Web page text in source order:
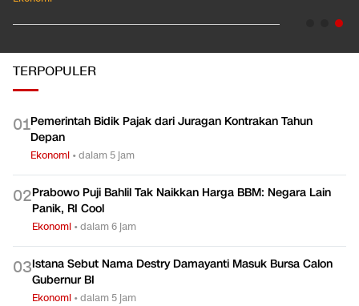
TERPOPULER
01Pemerintah Bidik Pajak dari Juragan Kontrakan Tahun
Depan
Ekonomi •dalam 5 jam
02Prabowo Puji Bahlil Tak Naikkan Harga BBM: Negara Lain
Panik, RI Cool
Ekonomi •dalam 6 jam
03Istana Sebut Nama Destry Damayanti Masuk Bursa Calon
Gubernur BI
Ekonomi •dalam 5 jam